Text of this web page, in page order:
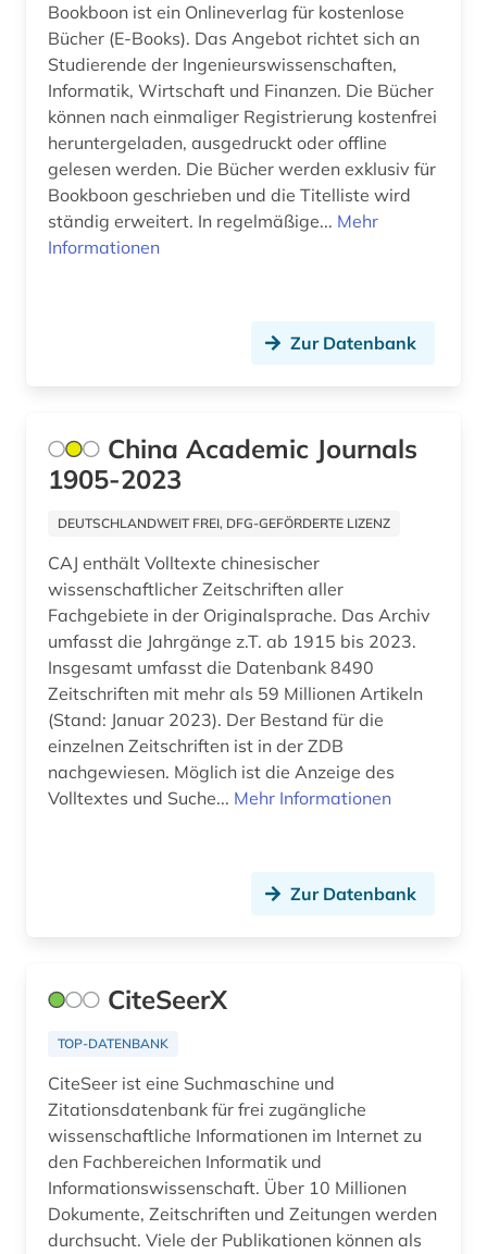
softwarewerkzeug (1)
solartechnik (1)
soziales netzwerk (1)
sozialwissenschaft (1)
sozialwissenschaften (5)
soziologie (2)
technik (8)
techniksoziologie (1)
technische optik (1)
technischer fortschritt (1)
tutorial (1)
umweltwissenschaften (3)
verhaltenswissenschaften (1)
wissenschaftliche zeitschrift (1)
wörterbuch (3)
zeitschrift (5)
zeitschriftenaufsatz (4)
Bookboon ist ein Onlineverlag für kostenlose
Bücher (E-Books). Das Angebot richtet sich an
Studierende der Ingenieurswissenschaften,
Informatik, Wirtschaft und Finanzen. Die Bücher
können nach einmaliger Registrierung kostenfrei
heruntergeladen, ausgedruckt oder offline
gelesen werden. Die Bücher werden exklusiv für
Bookboon geschrieben und die Titelliste wird
ständig erweitert. In regelmäßige... Mehr
Informationen
Zur Datenbank
China Academic Journals
1905-2023
DEUTSCHLANDWEIT FREI, DFG-GEFÖRDERTE LIZENZ
CAJ enthält Volltexte chinesischer
wissenschaftlicher Zeitschriften aller
Fachgebiete in der Originalsprache. Das Archiv
umfasst die Jahrgänge z.T. ab 1915 bis 2023.
Insgesamt umfasst die Datenbank 8490
Zeitschriften mit mehr als 59 Millionen Artikeln
(Stand: Januar 2023). Der Bestand für die
einzelnen Zeitschriften ist in der ZDB
nachgewiesen. Möglich ist die Anzeige des
Volltextes und Suche... Mehr Informationen
Zur Datenbank
CiteSeerX
TOP-DATENBANK
CiteSeer ist eine Suchmaschine und
Zitationsdatenbank für frei zugängliche
wissenschaftliche Informationen im Internet zu
den Fachbereichen Informatik und
Informationswissenschaft. Über 10 Millionen
Dokumente, Zeitschriften und Zeitungen werden
durchsucht. Viele der Publikationen können als